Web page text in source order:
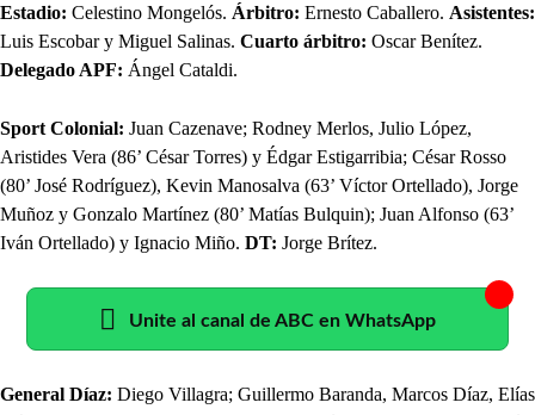
Estadio: Celestino Mongelós. Árbitro: Ernesto Caballero. Asistentes:
Luis Escobar y Miguel Salinas. Cuarto árbitro: Oscar Benítez.
Delegado APF: Ángel Cataldi.
Sport Colonial: Juan Cazenave; Rodney Merlos, Julio López,
Aristides Vera (86’ César Torres) y Édgar Estigarribia; César Rosso
(80’ José Rodríguez), Kevin Manosalva (63’ Víctor Ortellado), Jorge
Muñoz y Gonzalo Martínez (80’ Matías Bulquin); Juan Alfonso (63’
Iván Ortellado) y Ignacio Miño. DT: Jorge Brítez.
Unite al canal de ABC en WhatsApp
General Díaz: Diego Villagra; Guillermo Baranda, Marcos Díaz, Elías